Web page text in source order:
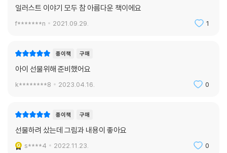
일러스트 이야기 모두 참 아름다운 책이에요
f*******n 2021.09.29. 1
종이책 구매
아이 선물위해 준비했어요
k********8 2023.04.16. 0
종이책 구매
선물하려 샀는데 그림과 내용이 좋아요
s****4 2022.11.23. 0